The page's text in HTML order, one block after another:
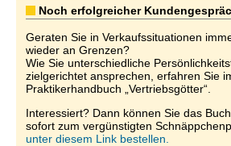
Noch erfolgreicher
Geraten Sie in Verkaufssituationen
wieder an Grenzen?
Wie Sie unterschiedliche
zielgerichtet ansprechen, erfahren Sie
Praktikerhandbuch „Vertriebsgötter“.
Interessiert? Dann können Sie das
sofort zum vergünstigten
unter diesem Link bestellen.